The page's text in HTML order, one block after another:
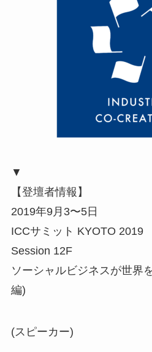
▼
【登壇者情報】
2019年9月3〜5日
ICCサミット KYOTO 2019
Session 12F
ソーシャルビジネスが世界
編)
(スピーカー)